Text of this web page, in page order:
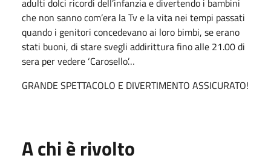
che non sanno com’era la Tv e la vita nei tempi passati
quando i genitori concedevano ai loro bimbi, se erano
stati buoni, di stare svegli addirittura fino alle 21.00 di
sera per vedere ‘Carosello’…
GRANDE SPETTACOLO E DIVERTIMENTO ASSICURATO!
A chi è rivolto